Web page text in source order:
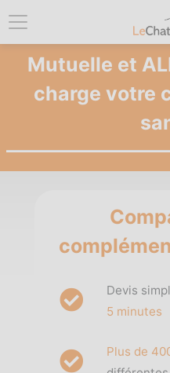
Mutuelle et
charge votre
Devis
5 minutes
Plus de